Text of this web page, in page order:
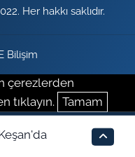
Her hakkı saklıdır.
Bilişim
çerezlerden
tıklayın. Tamam